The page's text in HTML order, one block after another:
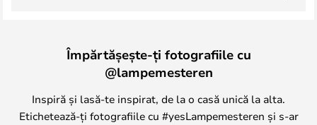
Împărtășește-ți fotografiile cu
@lampemesteren
Inspiră și lasă-te inspirat, de la o casă unică la alta.
Etichetează-ți fotografiile cu #yesLampemesteren și s-ar